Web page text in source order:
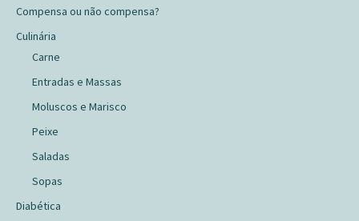
Compensa ou não compensa?
Culinária
Carne
Entradas e Massas
Moluscos e Marisco
Peixe
Saladas
Sopas
Diabética